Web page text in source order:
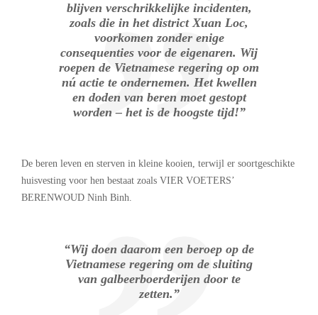
blijven verschrikkelijke incidenten,
zoals die in het district Xuan Loc,
voorkomen zonder enige
consequenties voor de eigenaren. Wij
roepen de Vietnamese regering op om
nú actie te ondernemen. Het kwellen
en doden van beren moet gestopt
worden – het is de hoogste tijd!”
De beren leven en sterven in kleine kooien, terwijl er soortgeschikte
huisvesting voor hen bestaat zoals VIER VOETERS’
BERENWOUD Ninh Binh.
“Wij doen daarom een beroep op de
Vietnamese regering om de sluiting
van galbeerboerderijen door te
zetten.”